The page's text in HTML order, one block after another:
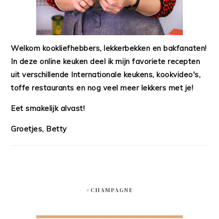
Welkom kookliefhebbers, lekkerbekken en bakfanaten!
In deze online keuken deel ik mijn favoriete recepten
uit verschillende Internationale keukens, kookvideo's,
toffe restaurants en nog veel meer lekkers met je!
Eet smakelijk alvast!
Groetjes, Betty
#CHAMPAGNE